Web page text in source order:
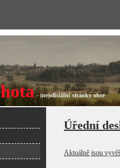
- (ne)oficiální stránky obce
Úřední
Aktuálně jsou